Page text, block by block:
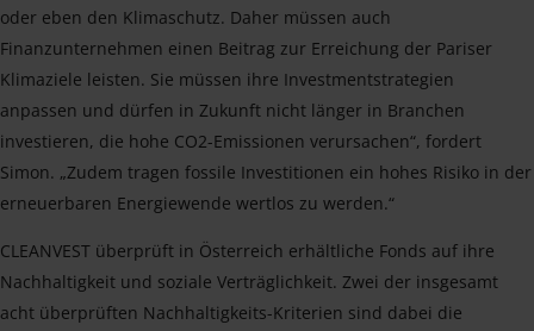
oder eben den Klimaschutz. Daher müssen auch
Finanzunternehmen einen Beitrag zur Erreichung der Pariser
Klimaziele leisten. Sie müssen ihre Investmentstrategien
anpassen und dürfen in Zukunft nicht länger in Branchen
investieren, die hohe CO2-Emissionen verursachen“, fordert
Simon. „Zudem tragen fossile Investitionen ein hohes Risiko in der
erneuerbaren Energiewende wertlos zu werden.“
CLEANVEST überprüft in Österreich erhältliche Fonds auf ihre
Nachhaltigkeit und soziale Verträglichkeit. Zwei der insgesamt
acht überprüften Nachhaltigkeits-Kriterien sind dabei die